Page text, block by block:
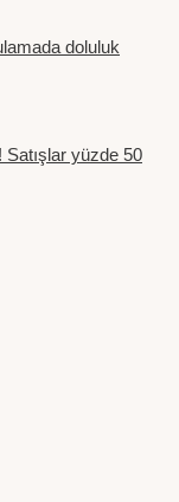
doluluk
Satışlar yüzde 50